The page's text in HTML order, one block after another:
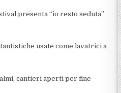
presenta “io resto seduta”
usate come lavatrici a
cantieri aperti per fine